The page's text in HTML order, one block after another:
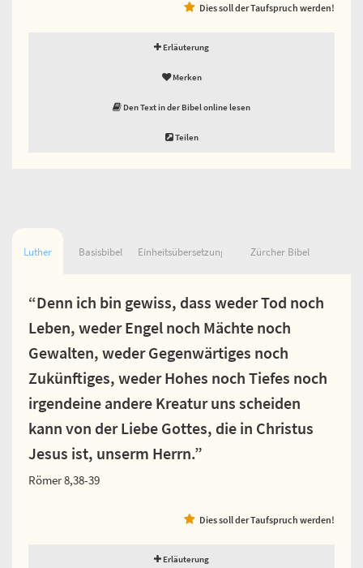
Dies soll der Taufspruch werden!
Erläuterung
Merken
Den Text in der Bibel online lesen
Teilen
Luther Basisbibel Einheitsübersetzung Zürcher Bibel
“Denn ich bin gewiss, dass weder Tod noch
Leben, weder Engel noch Mächte noch
Gewalten, weder Gegenwärtiges noch
Zukünftiges, weder Hohes noch Tiefes noch
irgendeine andere Kreatur uns scheiden
kann von der Liebe Gottes, die in Christus
Jesus ist, unserm Herrn.”
Römer 8,38-39
Dies soll der Taufspruch werden!
Erläuterung